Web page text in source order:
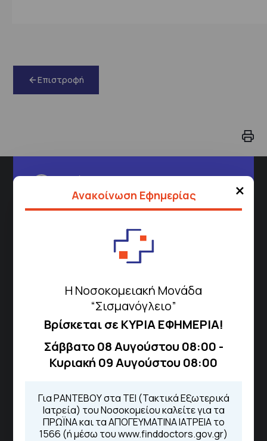
×
Ανακοίνωση Εφημερίας
Η Νοσοκομειακή Μονάδα
“Σισμανόγλειο”
Βρίσκεται σε ΚΥΡΙΑ ΕΦΗΜΕΡΙΑ!
Σάββατο 08 Αυγούστου 08:00 -
Κυριακή 09 Αυγούστου 08:00
Για ΡΑΝΤΕΒΟΥ στα ΤΕΙ (Τακτικά Εξωτερικά
Ιατρεία) του Νοσοκομείου καλείτε για τα
ΠΡΩΪΝΑ και τα ΑΠΟΓΕΥΜΑΤΙΝΑ ΙΑΤΡΕΙΑ το
1566 (ή μέσω του www.finddoctors.gov.gr)
Επιστροφή
Διεύθυνση
Σισμανόγλειου 1,
Μαρούσι 151 26,
Περιοχής
Τηλέφωνα για Ραντεβού
Για τα πρωινά και τα απογευματινά
ιατρεία:
Καλώντας στην φωνητική πύλη του
1566
Μέσω της εφαρμογής "MyHealth
App"